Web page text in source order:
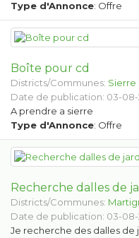
Type d'Annonce: Offre
Boîte pour cd
Districts/Communes: Sierre
Date de publication: 03-
A prendre a sierre
Type d'Annonce: Offre
Recherche dalles de
Districts/Communes:
Date de publication: 03-
Je recherche des dalles